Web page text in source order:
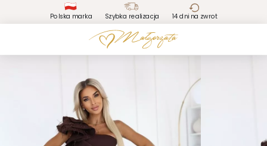
Polska marka Szybka realizacja 14 dni na zwrot